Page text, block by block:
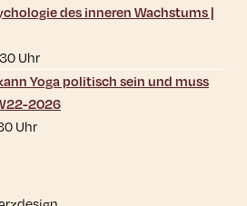
des inneren Wachstums |
Uhr
Yoga politisch sein und muss
2026
Uhr